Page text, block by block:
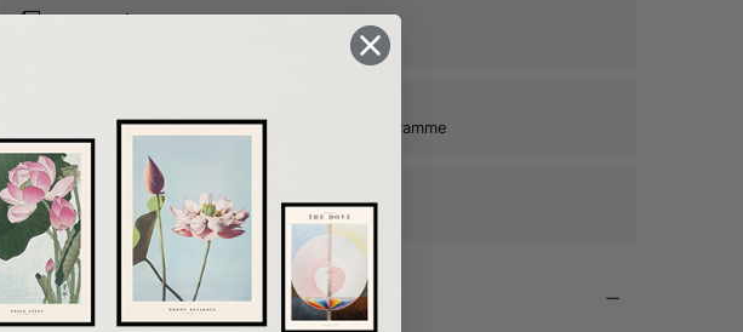
Trykt på 230g kvalitetspapir
der fremhæver din plakats farver og form
vi rammer din plakat ind, når du tilkøber en ramme
Langtidsholdbare rammer i egetræ
der beskytter dine plakater mange år frem
Beskrivelse